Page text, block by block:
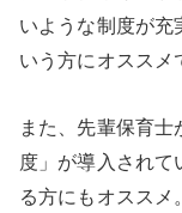
いような制度が充
いう方にオススメ
また、先輩保育
度」が導入され
る方にもオススメ。